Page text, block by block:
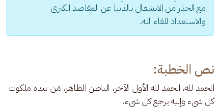
مع الحذر من الانشغال بالدنيا عن المقاصد الكبرى
والاستعداد للقاء الله.
نص الخطبة:
الحمد لله، الحمد لله الأول الآخر، الباطن الظاهر، مَن بيده ملكوت
كل شيء وإليه يرجع كل شيء.